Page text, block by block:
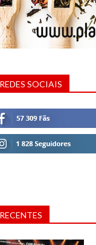
REDES SOCIAIS
RECENTES